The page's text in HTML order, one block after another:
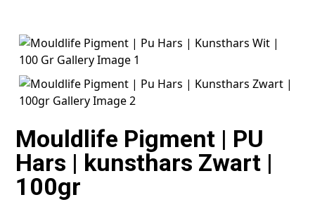
Mouldlife Pigment | PU
Hars | kunsthars Zwart |
100gr